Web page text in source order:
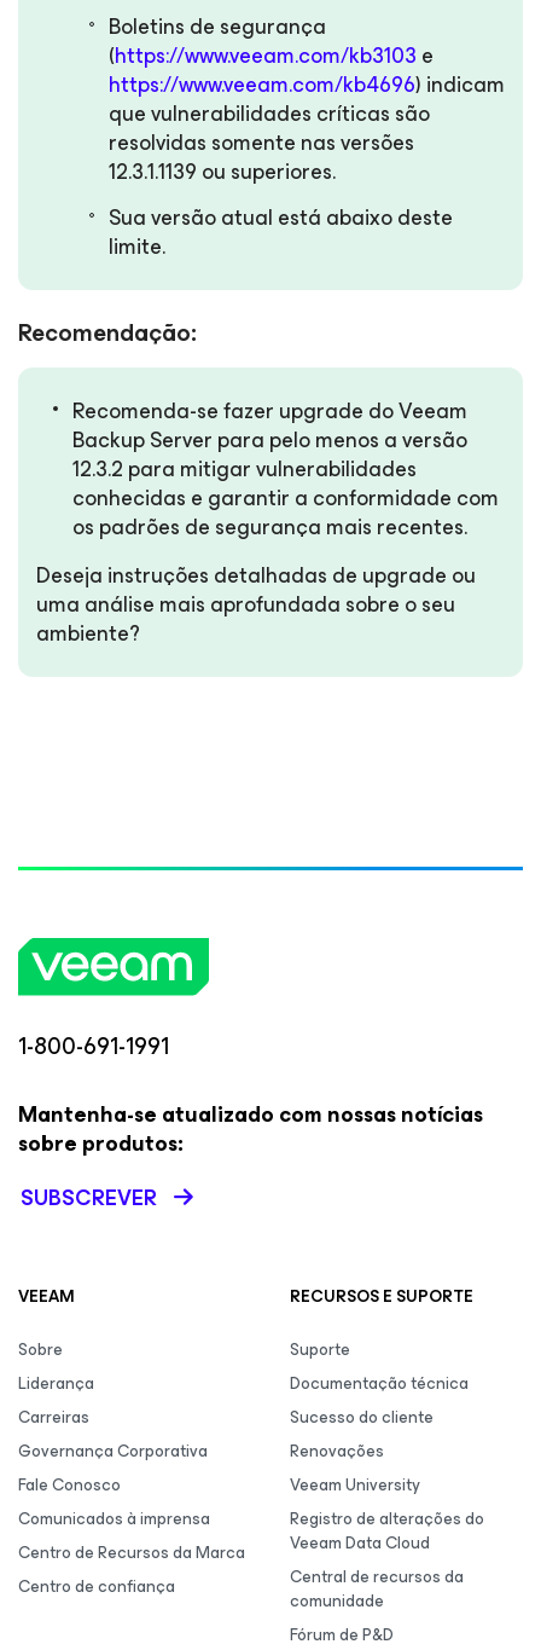
Boletins de segurança
(https://www.veeam.com/kb3103 e
https://www.veeam.com/kb4696) indicam
que vulnerabilidades críticas são
resolvidas somente nas versões
12.3.1.1139 ou superiores.
Sua versão atual está abaixo deste
limite.
Recomendação:
Recomenda-se fazer upgrade do Veeam
Backup Server para pelo menos a versão
12.3.2 para mitigar vulnerabilidades
conhecidas e garantir a conformidade com
os padrões de segurança mais recentes.
Deseja instruções detalhadas de upgrade ou
uma análise mais aprofundada sobre o seu
ambiente?
1-800-691-1991
Mantenha-se atualizado com nossas notícias
sobre produtos:
SUBSCREVER
VEEAM
Sobre
Liderança
Carreiras
Governança Corporativa
Fale Conosco
Comunicados à imprensa
Centro de Recursos da Marca
Centro de confiança
RECURSOS E SUPORTE
Suporte
Documentação técnica
Sucesso do cliente
Renovações
Veeam University
Registro de alterações do
Veeam Data Cloud
Central de recursos da
comunidade
Fórum de P&D